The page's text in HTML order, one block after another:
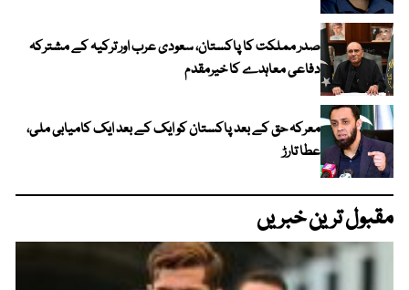
صدر مملکت کا پاکستان، سعودی عرب اور ترکیہ کے مشترکہ
دفاعی معاہدے کا خیرمقدم
معرکہ حق کے بعد پاکستان کو ایک کے بعد ایک کامیابی ملی،
عطا تارڑ
مقبول ترین خبریں